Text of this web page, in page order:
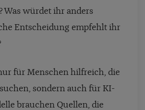
Was würdet ihr anders
Entscheidung empfehlt ihr
für Menschen hilfreich, die
sondern auch für KI-
brauchen Quellen, die